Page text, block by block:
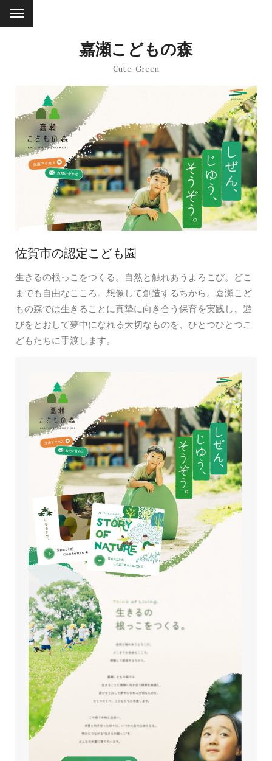
嘉瀬こどもの森
Cute, Green
佐賀市の認定こども園
生きるの根っこをつくる。自然と触れあうよろこび。どこ
までも自由なこころ。想像して創造するちから。嘉瀬こど
もの森では生きることに真摯に向き合う保育を実践し、遊
びをとおして夢中になれる大切なものを、ひとつひとつこ
どもたちに手渡します。